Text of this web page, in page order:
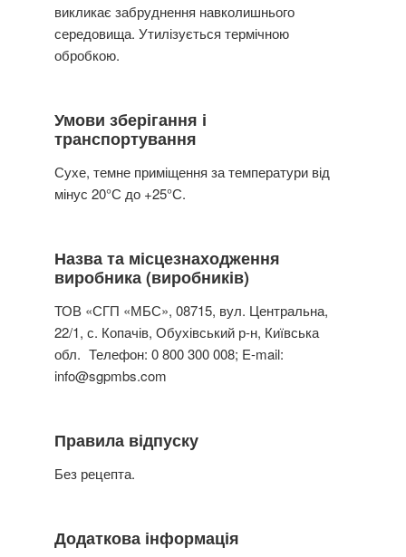
викликає забруднення навколишнього
середовища. Утилізується термічною
обробкою.
Умови зберігання і
транспортування
Сухе, темне приміщення за температури від
мінус 20°С до +25°С.
Назва та місцезнаходження
виробника (виробників)
ТОВ «СГП «МБС», 08715, вул. Центральна,
22/1, с. Копачів, Обухівський р-н, Київська
обл. Телефон: 0 800 300 008; E-mail:
info@sgpmbs.com
Правила відпуску
Без рецепта.
Додаткова інформація